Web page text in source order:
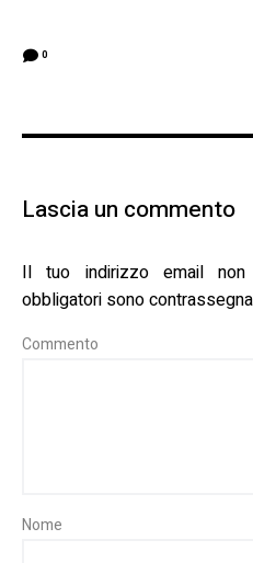
0
Lascia un commento
Il tuo indirizzo email non
obbligatori sono